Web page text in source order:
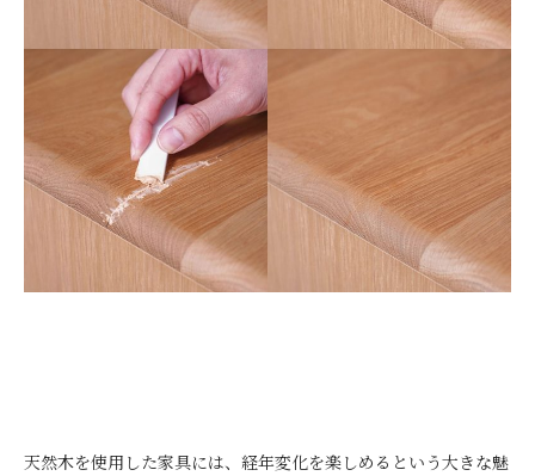
天然木を使用した家具には、経年変化を楽しめるという大きな魅